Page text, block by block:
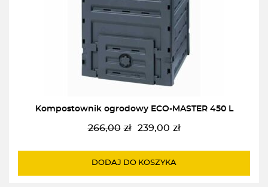
Kompostownik ogrodowy ECO-MASTER 450 L
266,00 zł
Pierwotna
wynosiła:
239,00 zł
Aktualna
wynosi:
DODAJ DO KOSZYKA